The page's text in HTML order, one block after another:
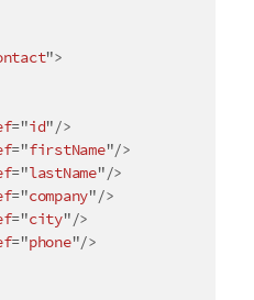
">
="id"/>
="firstName"/>
="lastName"/>
="company"/>
="city"/>
="phone"/>